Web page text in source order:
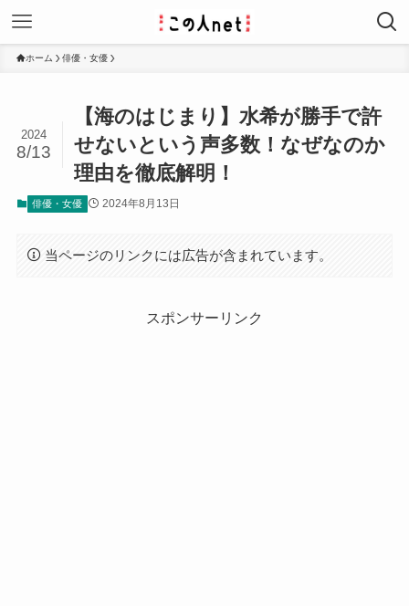
ホーム 俳優・女優
【海のはじまり】水希が勝手で許
せないという声多数！なぜなのか
理由を徹底解明！
2024
8/13
俳優・女優 2024年8月13日
当ページのリンクには広告が含まれています。
スポンサーリンク